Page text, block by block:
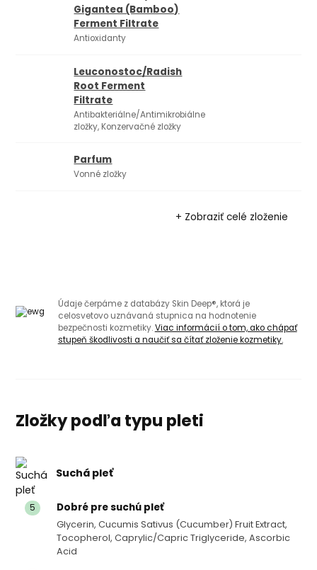
Gigantea (Bamboo)
Ferment Filtrate
Antioxidanty
Leuconostoc/Radish
Root Ferment
Filtrate
Antibakteriálne/Antimikrobiálne
zložky, Konzervačné zložky
Parfum
Vonné zložky
+ Zobraziť celé zloženie
Údaje čerpáme z databázy Skin Deep®, ktorá je
celosvetovo uznávaná stupnica na hodnotenie
bezpečnosti kozmetiky.Viac informácií o tom, ako chápať
stupeň škodlivosti a naučiť sa čítať zloženie kozmetiky.
Zložky podľa typu pleti
Suchá pleť
5 Dobré pre suchú pleť
Glycerin, Cucumis Sativus (cucumber) Fruit Extract,
Tocopherol, Caprylic/capric Triglyceride, Ascorbic
Acid